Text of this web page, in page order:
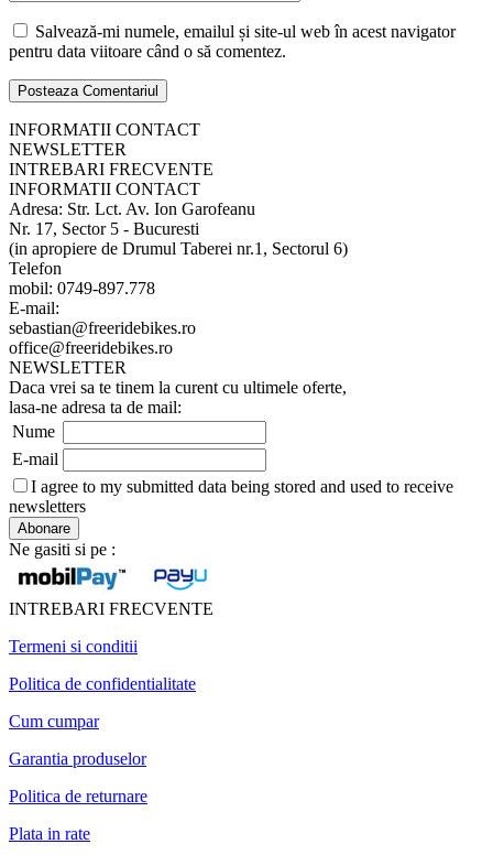
Salvează-mi numele, emailul și site-ul web în acest navigator
pentru data viitoare când o să comentez.
INFORMATII CONTACT
NEWSLETTER
INTREBARI FRECVENTE
INFORMATII CONTACT
Adresa: Str. Lct. Av. Ion Garofeanu
Nr. 17, Sector 5 - Bucuresti
(in apropiere de Drumul Taberei nr.1, Sectorul 6)
Telefon
mobil: 0749-897.778
E-mail:
sebastian@freeridebikes.ro
office@freeridebikes.ro
NEWSLETTER
Daca vrei sa te tinem la curent cu ultimele oferte,
lasa-ne adresa ta de mail:
Nume
E-mail
I agree to my submitted data being stored and used to receive
newsletters
Ne gasiti si pe :
INTREBARI FRECVENTE
Termeni si conditii
Politica de confidentialitate
Cum cumpar
Garantia produselor
Politica de returnare
Plata in rate